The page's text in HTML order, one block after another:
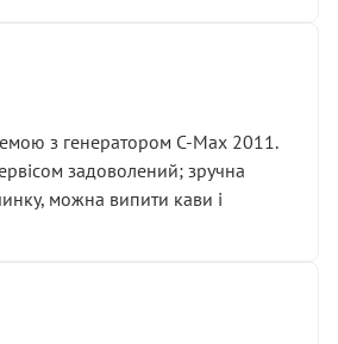
з генератором C-Max 2011.
задоволений; зручна
можна випити кави і